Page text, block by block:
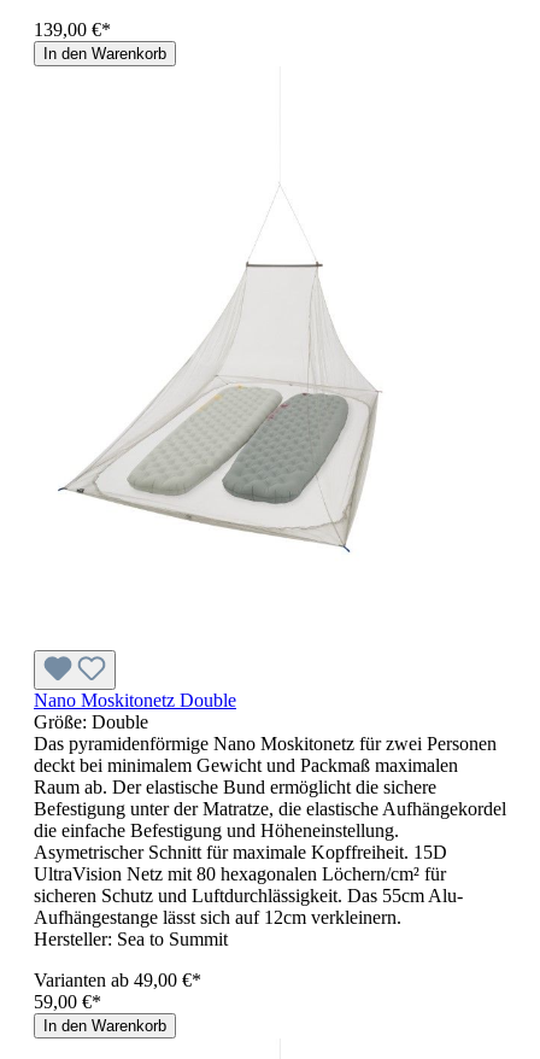
139,00 €*
In den Warenkorb
Nano Moskitonetz Double
Größe: Double
Das pyramidenförmige Nano Moskitonetz für zwei Personen
deckt bei minimalem Gewicht und Packmaß maximalen
Raum ab. Der elastische Bund ermöglicht die sichere
Befestigung unter der Matratze, die elastische Aufhängekordel
die einfache Befestigung und Höheneinstellung.
Asymetrischer Schnitt für maximale Kopffreiheit. 15D
UltraVision Netz mit 80 hexagonalen Löchern/cm² für
sicheren Schutz und Luftdurchlässigkeit. Das 55cm Alu-
Aufhängestange lässt sich auf 12cm verkleinern.
Hersteller: Sea to Summit
Varianten ab 49,00 €*
59,00 €*
In den Warenkorb